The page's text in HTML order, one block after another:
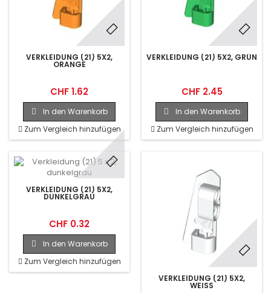
VERKLEIDUNG (21) 5X2,
ORANGE
CHF 1.62
In den Warenkorb
Zum Vergleich hinzufügen
VERKLEIDUNG (21) 5X2, GRÜN
CHF 2.45
In den Warenkorb
Zum Vergleich hinzufügen
VERKLEIDUNG (21) 5X2,
DUNKELGRAU
CHF 0.32
In den Warenkorb
Zum Vergleich hinzufügen
VERKLEIDUNG (21) 5X2,
WEISS